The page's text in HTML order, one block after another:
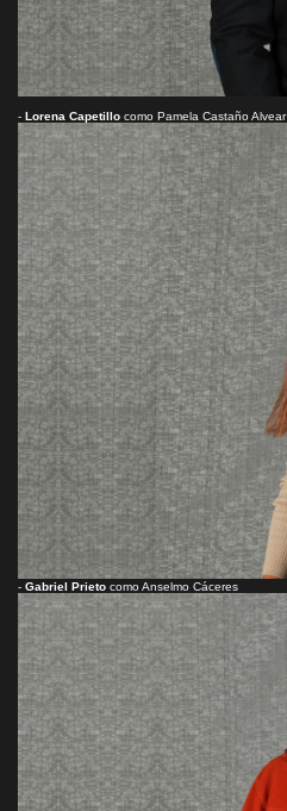
- Lorena Capetillo como Pamela Castaño Alvear
- Gabriel Prieto como Anselmo Cáceres